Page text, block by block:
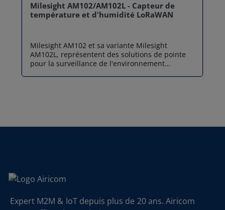
Milesight AM102/AM102L - Capteur de
température et d'humidité LoRaWAN
Milesight AM102 et sa variante Milesight
AM102L, représentent des solutions de pointe
pour la surveillance de l'environnement
pour le modèle Milesight AM102 avec son écran
dispose d’un écran E-Ink de 2,13 pouces pour
l’AM102L se concentre sur la performance et
l’autonomie. Modèles disponibles : AM102 vs
Expert M2M & IoT depuis plus de 20 ans. Airicom